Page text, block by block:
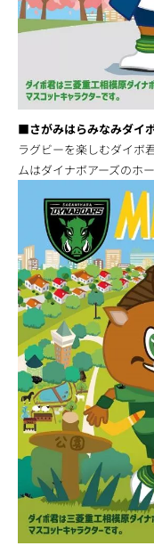
■さがみはらみなみダイ
ラグビーを楽しむダイボ
ムはダイナボアーズのホー